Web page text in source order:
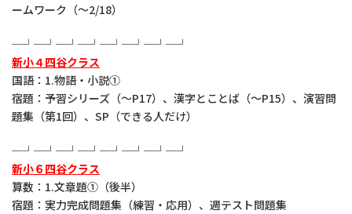
ームワーク（～2/18）
─┘─┘─┘─┘─┘─┘─┘─┘
新小４四谷クラス
国語：1.物語・小説①
宿題：予習シリーズ（～P17）、漢字とことば（～P15）、演習問
題集（第1回）、SP（できる人だけ）
─┘─┘─┘─┘─┘─┘─┘─┘
新小６四谷クラス
算数：1.文章題①（後半）
宿題：実力完成問題集（練習・応用）、週テスト問題集